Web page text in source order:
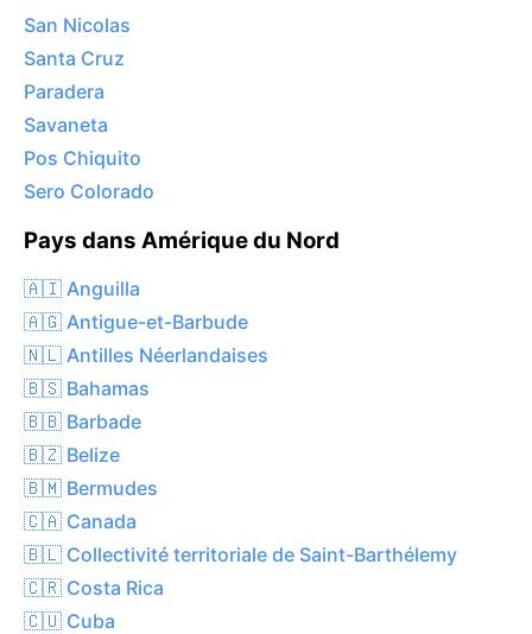
San Nicolas
Santa Cruz
Paradera
Savaneta
Pos Chiquito
Sero Colorado
Pays dans Amérique du Nord
🇦🇮 Anguilla
🇦🇬 Antigue-et-Barbude
🇳🇱 Antilles Néerlandaises
🇧🇸 Bahamas
🇧🇧 Barbade
🇧🇿 Belize
🇧🇲 Bermudes
🇨🇦 Canada
🇧🇱 Collectivité territoriale de Saint-Barthélemy
🇨🇷 Costa Rica
🇨🇺 Cuba